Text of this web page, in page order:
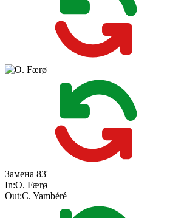
Замена 83'
In:O. Færø
Out:C. Yambéré